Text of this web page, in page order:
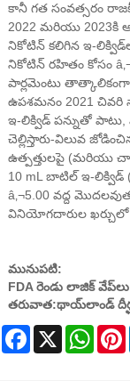
కానీ గత సంవత్సరం
2022 మరియు 2023కి
నికోటిన్ కలిగిన ఇ-
నికోటిన్ రహితం కోసం
పార్లమెంటు తాత్కాలికంగా
ఉపశమనం 2021 చివరి
ఇ-లిక్విడ్ పన్నుతో
చెల్లిస్తారు-విలువ
ఉత్పత్తులపై (మరియు చాలా
10 mL బాటిల్ ఇ-లిక్విడ్
â‚¬5.00 వద్ద
వినియోగదారుల ఖర్చులో
మునుపటి:
FDA రెండు లాజిక్
తరువాత:థాయ్‌లాండ్
Facebook